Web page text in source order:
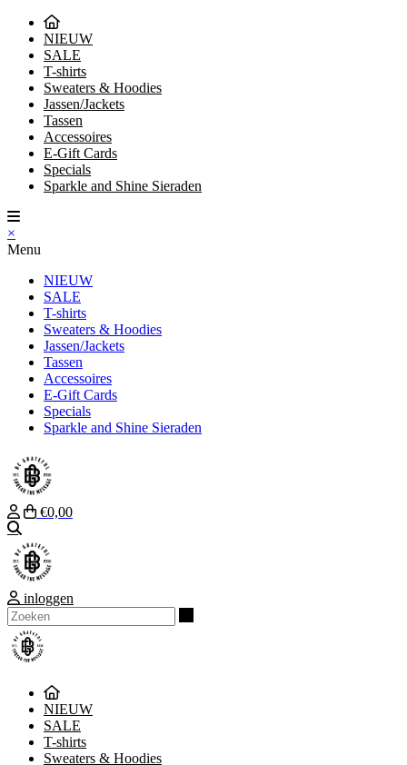
NIEUW
SALE
T-shirts
Sweaters & Hoodies
Jassen/Jackets
Tassen
Accessoires
E-Gift Cards
Specials
Sparkle and Shine Sieraden
×
Menu
NIEUW
SALE
T-shirts
Sweaters & Hoodies
Jassen/Jackets
Tassen
Accessoires
E-Gift Cards
Specials
Sparkle and Shine Sieraden
€0,00
inloggen
NIEUW
SALE
T-shirts
Sweaters & Hoodies